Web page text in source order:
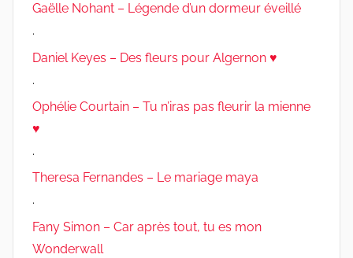
Gaëlle Nohant – Légende d’un dormeur éveillé
.
Daniel Keyes – Des fleurs pour Algernon ♥
.
Ophélie Courtain – Tu n’iras pas fleurir la mienne
♥
.
Theresa Fernandes – Le mariage maya
.
Fany Simon – Car après tout, tu es mon
Wonderwall